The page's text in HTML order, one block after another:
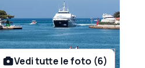
Vedi tutte le foto (6)